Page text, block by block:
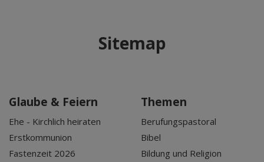
Sitemap
Glaube & Feiern
Ehe - Kirchlich heiraten
Erstkommunion
Fastenzeit 2026
Themen
Berufungspastoral
Bibel
Bildung und Religion